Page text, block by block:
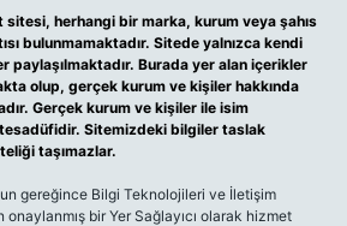
sitesi, herhangi bir marka, kurum veya şahıs
bulunmamaktadır. Sitede yalnızca kendi
paylaşılmaktadır. Burada yer alan içerikler
olup, gerçek kurum ve kişiler hakkında
Gerçek kurum ve kişiler ile isim
Sitemizdeki bilgiler taslak
taşımazlar.
gereğince Bilgi Teknolojileri ve İletişim
onaylanmış bir Yer Sağlayıcı olarak hizmet